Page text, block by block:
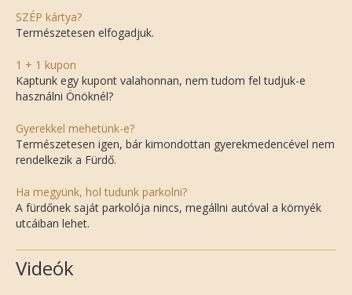
SZÉP kártya?
Természetesen elfogadjuk.
1 + 1 kupon
Kaptunk egy kupont valahonnan, nem tudom fel tudjuk-e
használni Önöknél?
Gyerekkel mehetünk-e?
Természetesen igen, bár kimondottan gyerekmedencével nem
rendelkezik a Fürdő.
Ha megyünk, hol tudunk parkolni?
A fürdőnek saját parkolója nincs, megállni autóval a környék
utcáiban lehet.
Videók